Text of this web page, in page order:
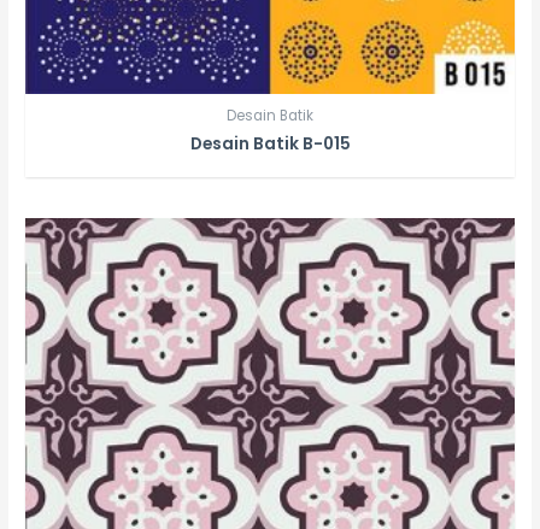
Desain Batik
Desain Batik B-015